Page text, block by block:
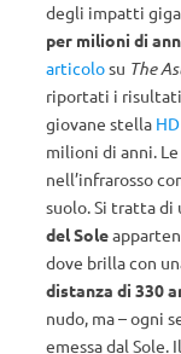
degli impatti
per milioni di
articolosu The
riportati i risultati
giovane stella
milioni di anni.
nell’infrarosso
suolo. Si tratta di
del Sole
dove brilla con
distanza di 330
nudo, ma – ogni
emessa dal Sole. Il